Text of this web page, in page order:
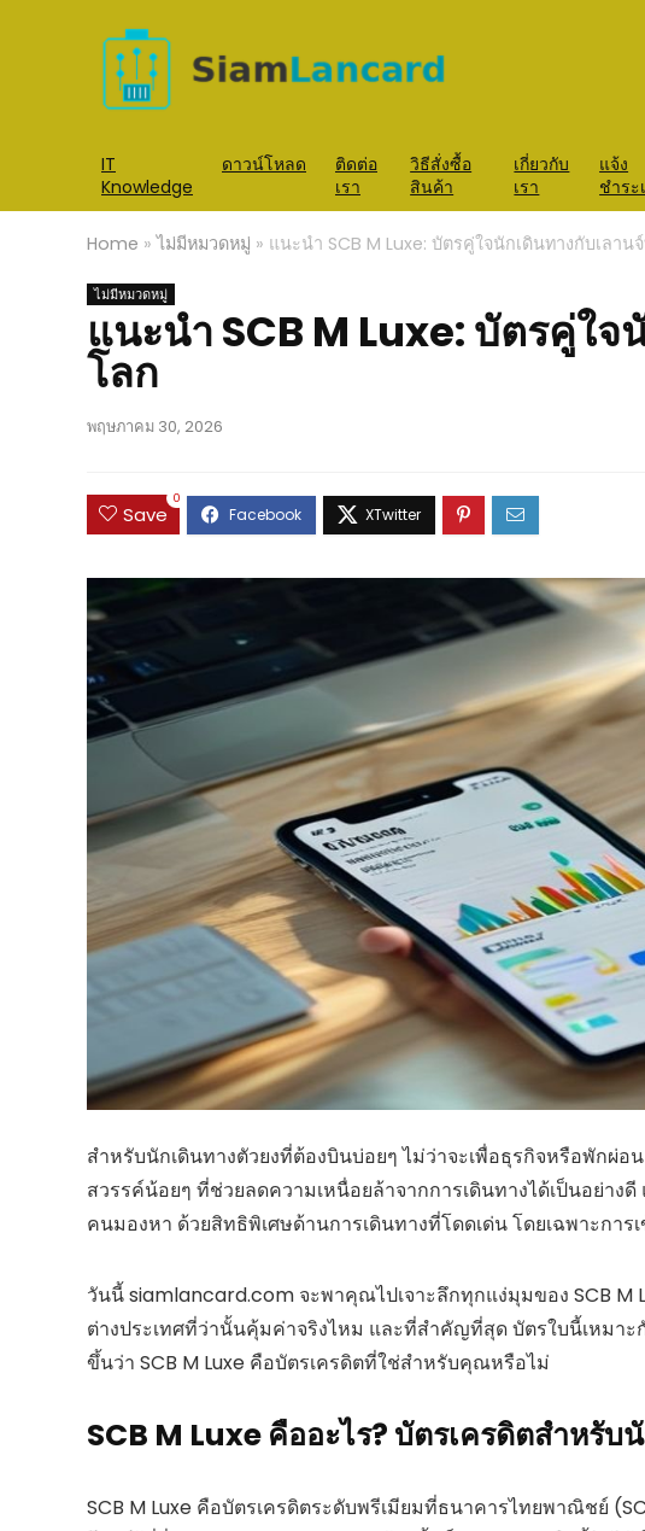
IT
Knowledge
ดาวน์โหลด
ติดต่อ
เรา
วิธีสั่งซื้อ
สินค้า
เกี่ยวกับ
เรา
แจ้ง
ชำระ
Home »ไม่มีหมวดหมู่ » แนะนำ SCB M Luxe: บัตรคู่ใจนักเดินทางกับเลาน
ไม่มีหมวดหมู่
แนะนำ SCB M Luxe: บัตรคู่ใ
โลก
พฤษภาคม 30, 2026
Save
0
สำหรับนักเดินทางตัวยงที่ต้องบินบ่อยๆ ไม่ว่าจะเพื่อธุรกิจหรือพักผ่
สวรรค์น้อยๆ ที่ช่วยลดความเหนื่อยล้าจากการเดินทางได้เป็นอย่าง
คนมองหา ด้วยสิทธิพิเศษด้านการเดินทางที่โดดเด่น โดยเฉพาะการ
วันนี้ siamlancard.com จะพาคุณไปเจาะลึกทุกแง่มุมของ SCB M
ต่างประเทศที่ว่านั้นคุ้มค่าจริงไหม และที่สำคัญที่สุด บัตรใบนี้เหมา
ขึ้นว่า SCB M Luxe คือบัตรเครดิตที่ใช่สำหรับคุณหรือไม่
SCB M Luxe คืออะไร? บัตรเครดิตสำหรั
SCB M Luxe คือบัตรเครดิตระดับพรีเมียมที่ธนาคารไทยพาณิชย์